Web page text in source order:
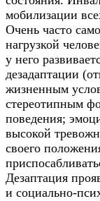
мобилизации
Очень часто
нагрузкой
у него
дезадаптации
жизненным
стереотипным
поведения;
высокой
своего
Дезаптация
и социально-